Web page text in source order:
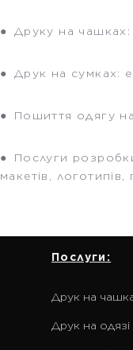
● Друку на чашках:
● Друк на сумках:
● Пошиття одягу
● Послуги
макетів, логотипів,
Послуги:
Друк на
Друк на одязі